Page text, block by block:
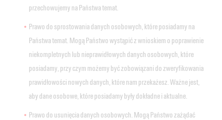
przechowujemy na Państwa temat.
Prawo do sprostowania danych osobowych, które posiadamy na
Państwa temat. Mogą Państwo wystąpić z wnioskiem o poprawienie
niekompletnych lub nieprawidłowych danych osobowych, które
posiadamy, przy czym możemy być zobowiązani do zweryfikowania
prawidłowości nowych danych, które nam przekażesz. Ważne jest,
aby dane osobowe, które posiadamy były dokładne i aktualne.
Prawo do usunięcia danych osobowych. Mogą Państwo zażądać